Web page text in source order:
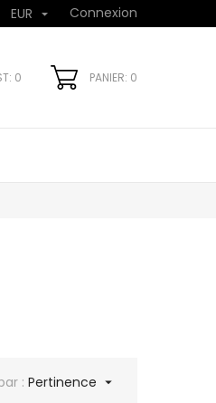
EUR  Connexion
0 PANIER: 0
: Pertinence 